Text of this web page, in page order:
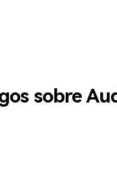
sobre